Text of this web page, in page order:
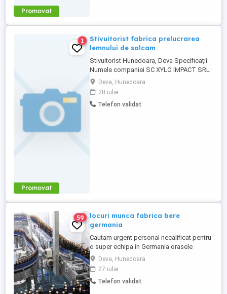
Promovat
Promovat
1
Stivuitorist fabrica prelucrarea
lemnului de salcam
Stivuitorist Hunedoara, Deva Specificații
Numele companiei SC XYLO IMPACT SRL
Tip job full time Carnet conducere B
Descriere SC XYLO IMPACT SRL
ANGAJEAZA STIVUITORIST
RESPONSAILITATI: - Incarcarea si
Deva, Hunedoara
28 iulie
Telefon validat
59
locuri munca fabrica bere
germania
Cautam urgent personal necalificat pentru
o super echipa in Germania orasele
Stuttgard si Hamburg pentru fabrica bere,
la ambalat si etichetat produsele .Plecarile
sunt urgente in februarie 2026 se pot face
rezervari incepand cu aceasta saptamana
Deva, Hunedoara
27 iulie
Telefon validat